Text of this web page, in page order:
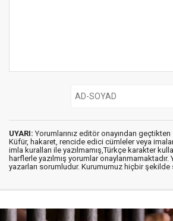
UYARI: Yorumlarınız editör onayından geçtikten
Küfür, hakaret, rencide edici cümleler veya
imla kuralları ile yazılmamış,Türkçe karakter
harflerle yazılmış yorumlar onaylanmamaktadır.
yazarları sorumludur. Kurumumuz hiçbir